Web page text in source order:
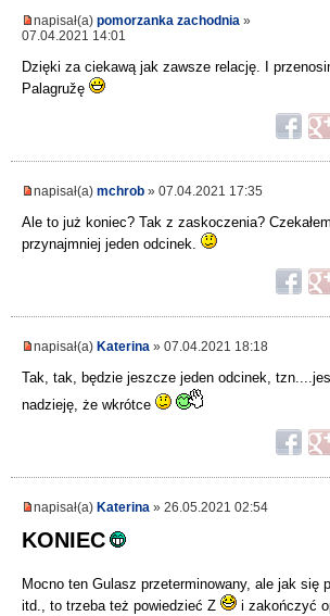
napisał(a) pomorzanka zachodnia »
07.04.2021 14:01
Dzięki za ciekawą jak zawsze relację. I
Palagružę
napisał(a) mchrob » 07.04.2021 17:35
Ale to już koniec? Tak z zaskoczenia?
przynajmniej jeden odcinek.
napisał(a) Katerina » 07.04.2021 18:18
Tak, tak, będzie jeszcze jeden odcinek,
nadzieję, że wkrótce
napisał(a) Katerina » 26.05.2021 02:54
KONIEC
Mocno ten Gulasz przeterminowany, ale jak się
itd., to trzeba też powiedzieć Z
i zakończyć